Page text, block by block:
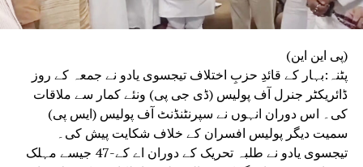
(پی این این)
پٹنہ:بہار کے قائدِ حزبِ اختلاف تیجسوی یادو نے جمعہ کے روز
ڈائریکٹر جنرل آف پولیس (ڈی جی پی) ونئے کمار سے ملاقات
کی۔ اس دوران انہوں نے سپرنٹنڈنٹ آف پولیس (ایس پی)
سمیت دیگر پولیس افسران کے خلاف شکایت پیش کی۔
تیجسوی یادو نے طلبہ تحریک کے دوران اے کے-47 جیسے مہلک